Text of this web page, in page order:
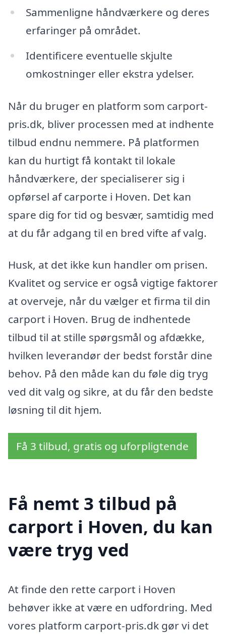
Sammenligne håndværkere og deres
erfaringer på området.
Identificere eventuelle skjulte
omkostninger eller ekstra ydelser.
Når du bruger en platform som carport-
pris.dk, bliver processen med at indhente
tilbud endnu nemmere. På platformen
kan du hurtigt få kontakt til lokale
håndværkere, der specialiserer sig i
opførsel af carporte i Hoven. Det kan
spare dig for tid og besvær, samtidig med
at du får adgang til en bred vifte af valg.
Husk, at det ikke kun handler om prisen.
Kvalitet og service er også vigtige faktorer
at overveje, når du vælger et firma til din
carport i Hoven. Brug de indhentede
tilbud til at stille spørgsmål og afdække,
hvilken leverandør der bedst forstår dine
behov. På den måde kan du føle dig tryg
ved dit valg og sikre, at du får den bedste
løsning til dit hjem.
Få 3 tilbud, gratis og uforpligtende
Få nemt 3 tilbud på
carport i Hoven, du kan
være tryg ved
At finde den rette carport i Hoven
behøver ikke at være en udfordring. Med
vores platform carport-pris.dk gør vi det